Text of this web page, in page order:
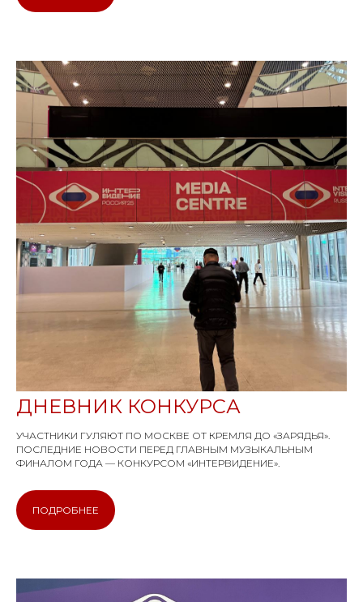
ДНЕВНИК КОНКУРСА
УЧАСТНИКИ ГУЛЯЮТ ПО МОСКВЕ ОТ КРЕМЛЯ ДО «ЗАРЯДЬЯ».
ПОСЛЕДНИЕ НОВОСТИ ПЕРЕД ГЛАВНЫМ МУЗЫКАЛЬНЫМ
ФИНАЛОМ ГОДА — КОНКУРСОМ «ИНТЕРВИДЕНИЕ».
ПОДРОБНЕЕ
конфиденциальности
Свидетельство о
регистрации СМИ ЭЛ №
ФС77-84346 от 08.12.2022
ISSN 3033-9081
ВКонтакте
Youtube
RuTube
Главная
Телеграмм
Макс
ОК
Дзен
Новости
Афиша
Архив